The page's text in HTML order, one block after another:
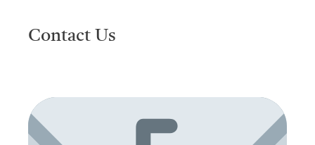
Contact Us